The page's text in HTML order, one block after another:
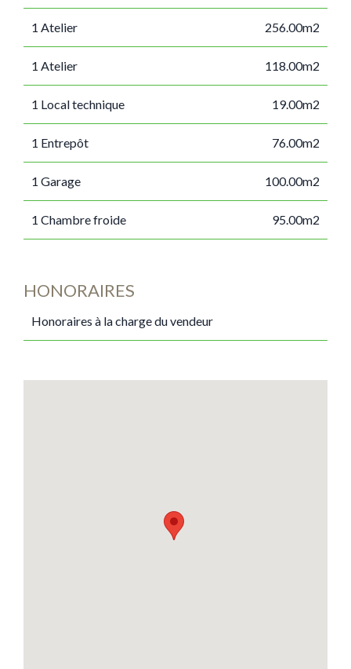
1 Atelier 256.00m2
1 Atelier 118.00m2
1 Local technique 19.00m2
1 Entrepôt 76.00m2
1 Garage 100.00m2
1 Chambre froide 95.00m2
HONORAIRES
Honoraires à la charge du vendeur